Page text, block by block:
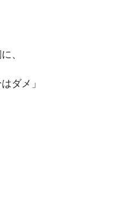
、
ダメ」